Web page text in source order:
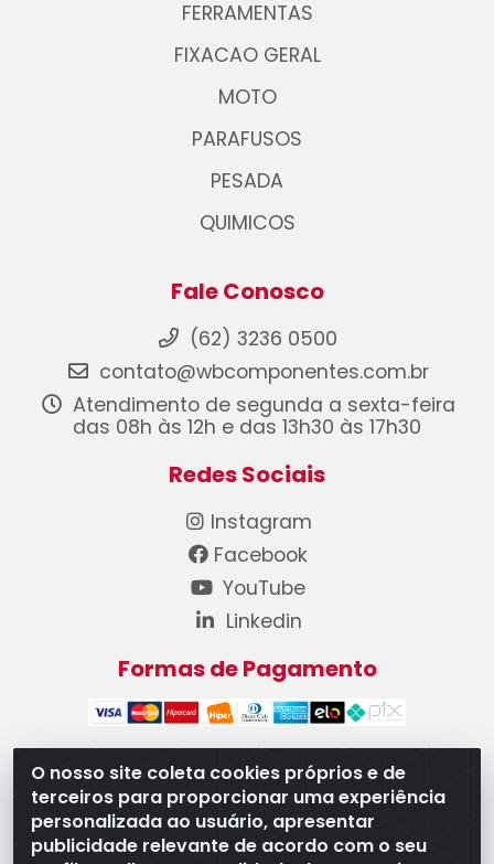
O nosso site coleta cookies próprios e de
terceiros para proporcionar uma experiência
personalizada ao usuário, apresentar
publicidade relevante de acordo com o seu
FERRAMENTAS
FIXACAO GERAL
MOTO
PARAFUSOS
PESADA
QUIMICOS
Fale Conosco
(62) 3236 0500
contato@wbcomponentes.com.br
Atendimento de segunda a sexta-feira
das 08h às 12h e das 13h30 às 17h30
Redes Sociais
Instagram
Facebook
YouTube
Linkedin
Formas de Pagamento
WB Componentes Automotivos LTDA - CNPJ
08.528.393/0001-12 - Rua do Níquel, 667 - Parque
Oeste Industrial, Goiânia/GO - CEP 74375-660